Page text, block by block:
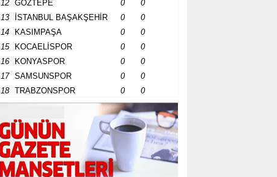
12
GÖZTEPE 0
0
13
İSTANBUL BAŞAKŞEHİR 0
0
14
KASIMPAŞA 0
0
15
KOCAELİSPOR 0
0
16
KONYASPOR 0
0
17
SAMSUNSPOR 0
0
18
TRABZONSPOR 0 0